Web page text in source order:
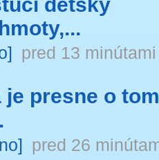
pred 13 minútami
je presne o tom
pred 26